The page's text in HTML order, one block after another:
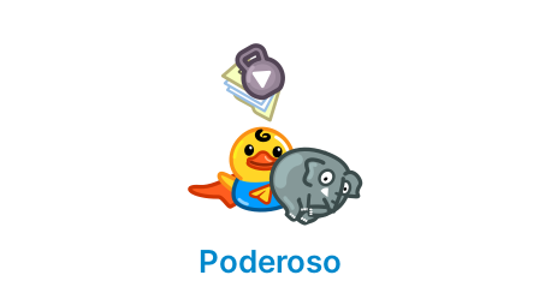
Poderoso